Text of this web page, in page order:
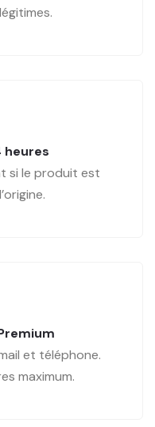
heures
si le produit est
et téléphone.
maximum.